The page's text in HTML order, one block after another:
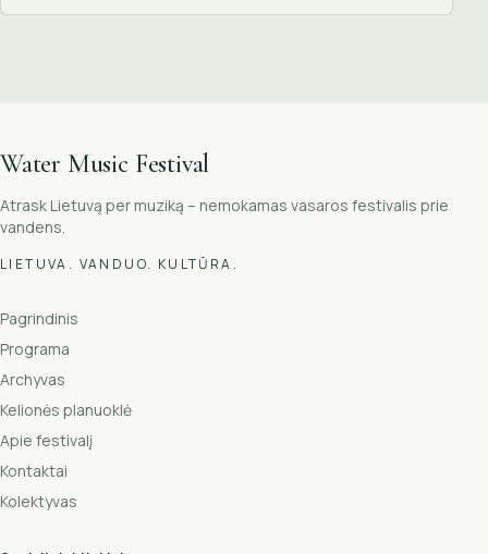
Water Music Festival
Atrask Lietuvą per muziką – nemokamas vasaros festivalis prie
vandens.
LIETUVA. VANDUO. KULTŪRA.
Pagrindinis
Programa
Archyvas
Kelionės planuoklė
Apie festivalį
Kontaktai
Kolektyvas